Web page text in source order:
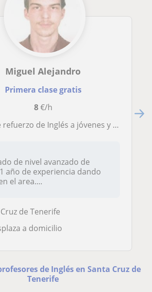
Miguel Alejandro
Primera clase gratis
8€/h
refuerzo de Inglés a jóvenes y niños
de nivel avanzado de
año de experiencia dando
el area....
de Tenerife
a domicilio
de Inglés en Santa Cruz de
Tenerife